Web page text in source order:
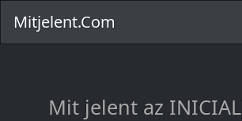
Mitjelent.Com
Mit jelent az